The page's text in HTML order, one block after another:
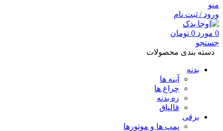
منو
ورود / ثبت نام
0 مورد 0 تومان
جستجو
دسته بندی محصولات
بدنه
آینه ها
چراغ ها
زه بدنه
قالپاق
برقی
پمپ ها و موتورها